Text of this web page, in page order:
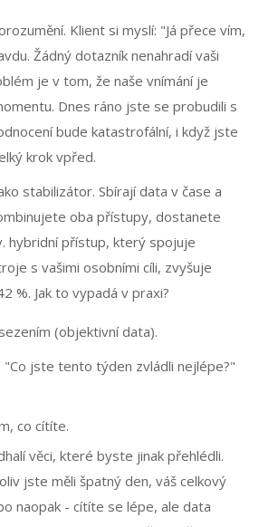
Klient si myslí: "Já přece vím,
Žádný dotazník nenahradí vaši
je v tom, že naše vnímání je
Dnes ráno jste se probudili s
bude katastrofální, i když jste
krok vpřed.
stabilizátor. Sbírají data v čase a
oba přístupy, dostanete
hybridní přístup, který spojuje
s vašimi osobními cíli, zvyšuje
%. Jak to vypadá v praxi?
(objektivní data).
jste tento týden zvládli nejlépe?"
co cítíte.
věci, které byste jinak přehlédli.
jste měli špatný den, váš celkový
naopak - cítíte se lépe, ale data